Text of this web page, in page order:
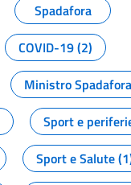
Spadafora
COVID-19 (2)
Ministro Spadafora
Sport e
Sport e Salute